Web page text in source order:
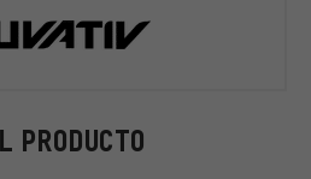
PRODUCTO